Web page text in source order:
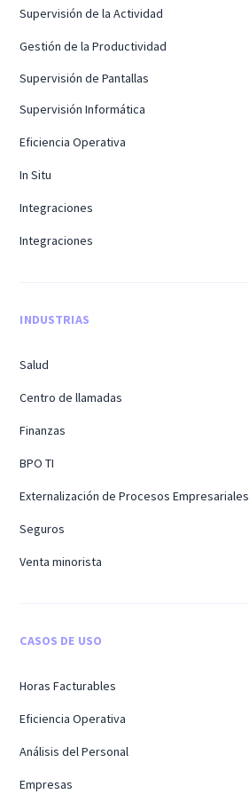
Supervisión de la Actividad
Gestión de la Productividad
Supervisión de Pantallas
Supervisión Informática
Eficiencia Operativa
In Situ
Integraciones
Integraciones
INDUSTRIAS
Salud
Centro de llamadas
Finanzas
BPO TI
Externalización de Procesos Empresariales
Seguros
Venta minorista
CASOS DE USO
Horas Facturables
Eficiencia Operativa
Análisis del Personal
Empresas